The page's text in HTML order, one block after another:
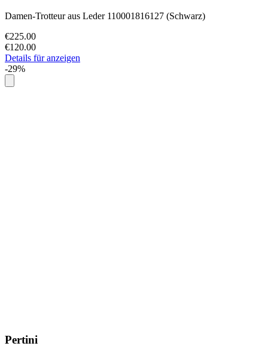
Damen-Trotteur aus Leder 110001816127 (Schwarz)
€225.00
€120.00
Details für anzeigen
-29%
Pertini